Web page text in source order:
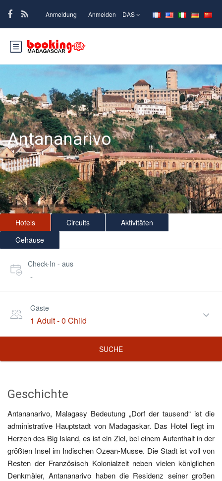
Anmeldung Anmelden DAS
Antananarivo
Hotels Circuits
Aktivitäten
Gehäuse
Check-In - aus
-
Gäste
1 Adult-0 Child
SUCHE
Geschichte
Antananarivo, Malagasy Bedeutung „Dorf der tausend“ ist die
administrative Hauptstadt von Madagaskar. Das Hotel liegt im
Herzen des Big Island, es ist ein Ziel, bei einem Aufenthalt in der
größten Insel im Indischen Ozean-Musse. Die Stadt ist voll von
Resten der Französisch Kolonialzeit neben vielen königlichen
Denkmäler, Antananarivo haben die Residenz seiner großen